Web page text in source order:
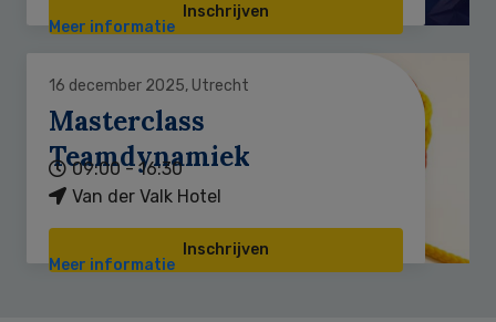
Inschrijven
Meer informatie
16 december 2025, Utrecht
Masterclass
Teamdynamiek
09:00 - 16:30
Van der Valk Hotel
Inschrijven
Meer informatie